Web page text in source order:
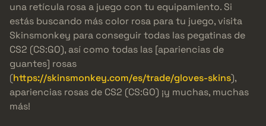
una retícula rosa a juego con tu equipamiento. Si
estás buscando más color rosa para tu juego, visita
Skinsmonkey para conseguir todas las pegatinas de
CS2 (CS:GO), así como todas las [apariencias de
guantes] rosas
(https://skinsmonkey.com/es/trade/gloves-skins),
apariencias rosas de CS2 (CS:GO) ¡y muchas, muchas
más!